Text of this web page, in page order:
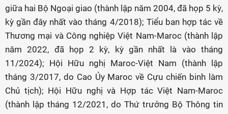
giữa hai Bộ Ngoại giao (thành lập năm 2004, đã họp 5 kỳ,
kỳ gần đây nhất vào tháng 4/2018); Tiểu ban hợp tác về
Thương mại và Công nghiệp Việt Nam-Maroc (thành lập
năm 2022, đã họp 2 kỳ, kỳ gần nhất là vào tháng
11/2024); Hội Hữu nghị Maroc-Việt Nam (thành lập
tháng 3/2017, do Cao Ủy Maroc về Cựu chiến binh làm
Chủ tịch); Hội Hữu nghị và Hợp tác Việt Nam-Maroc
(thành lập tháng 12/2021, do Thứ trưởng Bộ Thông tin